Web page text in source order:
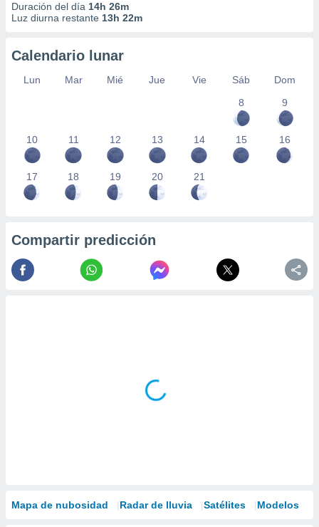
Duración del día 14h 26m
Luz diurna restante 13h 22m
Calendario lunar
Lun Mar Mié Jue Vie Sáb
Dom
8
9
10 11 12 13 14 15 16
17 18 19 20 21
Compartir predicción
Mapa de nubosidad Radar de lluvia Satélites Modelos